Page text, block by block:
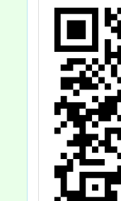
資訊1
協助
鼓勵
生報
查